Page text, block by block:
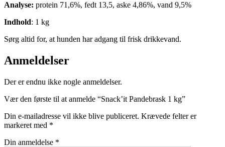
Analyse: protein 71,6%, fedt 13,5, aske 4,86%, vand 9,5%
Indhold: 1 kg
Sørg altid for, at hunden har adgang til frisk drikkevand.
Anmeldelser
Der er endnu ikke nogle anmeldelser.
Vær den første til at anmelde “Snack’it Pandebrask 1 kg”
Din e-mailadresse vil ikke blive publiceret. Krævede felter er
markeret med *
Din anmeldelse *